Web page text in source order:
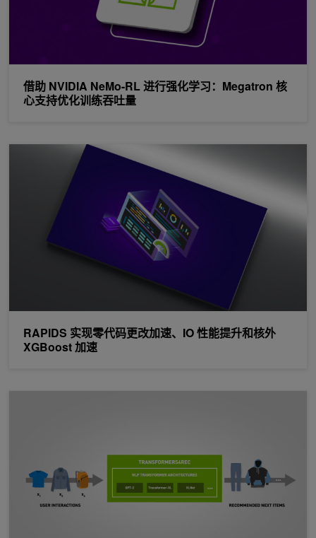
借助 NVIDIA NeMo-RL 进行强化学习：Megatron 核
心支持优化训练吞吐量
RAPIDS 实现零代码更改加速、IO 性能提升和核外
XGBoost 加速
RAPIDS 实现零代码更改加速、IO 性能提升和核外 XGBoost 加速